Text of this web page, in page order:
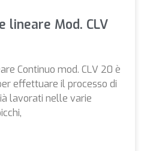
lineare Mod. CLV
Continuo mod. CLV 20 è
effettuare il processo di
lavorati nelle varie